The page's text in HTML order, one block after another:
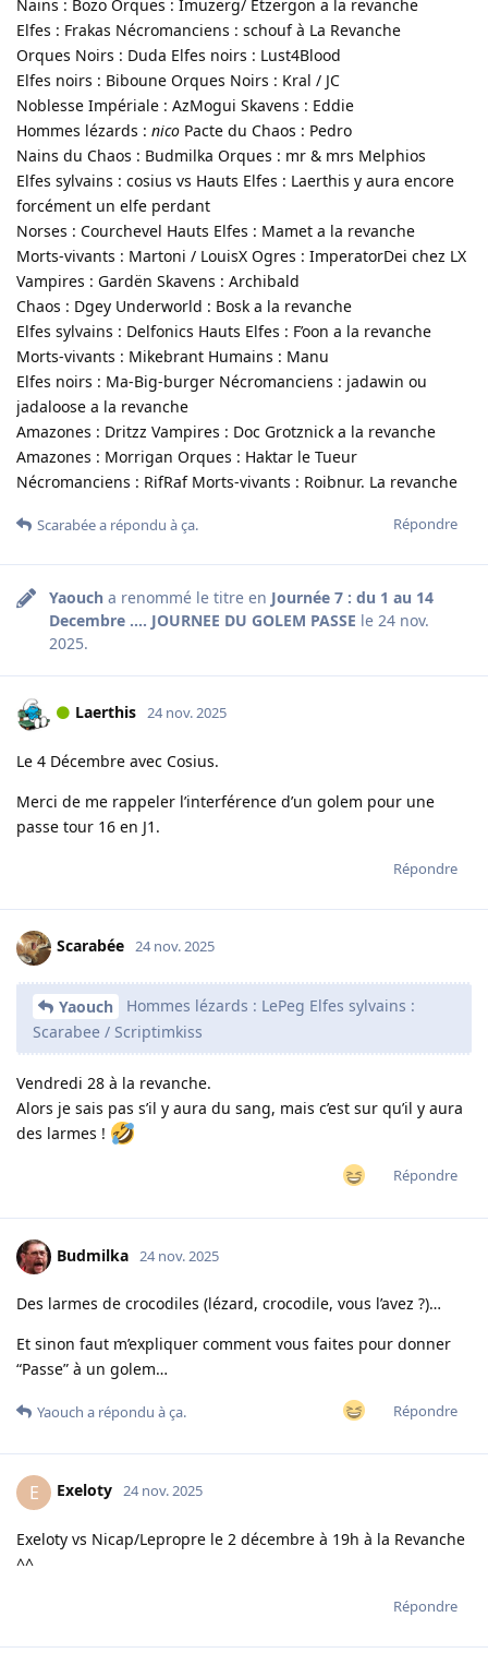
Nains : Bozo Orques : Imuzerg/ Etzergon a la revanche
Elfes : Frakas Nécromanciens : schouf à La Revanche
Orques Noirs : Duda Elfes noirs : Lust4Blood
Elfes noirs : Biboune Orques Noirs : Kral / JC
Noblesse Impériale : AzMogui Skavens : Eddie
Hommes lézards : nico Pacte du Chaos : Pedro
Nains du Chaos : Budmilka Orques : mr & mrs Melphios
Elfes sylvains : cosius vs Hauts Elfes : Laerthis y aura encore
forcément un elfe perdant
Norses : Courchevel Hauts Elfes : Mamet a la revanche
Morts-vivants : Martoni / LouisX Ogres : ImperatorDei chez LX
Vampires : Gardën Skavens : Archibald
Chaos : Dgey Underworld : Bosk a la revanche
Elfes sylvains : Delfonics Hauts Elfes : F’oon a la revanche
Morts-vivants : Mikebrant Humains : Manu
Elfes noirs : Ma-Big-burger Nécromanciens : jadawin ou
jadaloose a la revanche
Amazones : Dritzz Vampires : Doc Grotznick a la revanche
Amazones : Morrigan Orques : Haktar le Tueur
Nécromanciens : RifRaf Morts-vivants : Roibnur. La revanche
Répondre
Scarabéea répondu à ça.
Yaouch a renommé le titre en Journée 7 : du 1 au 14
Decembre .... JOURNEE DU GOLEM PASSE le 24 nov.
2025.
Laerthis 24 nov. 2025
Le 4 Décembre avec Cosius.
Merci de me rappeler l’interférence d’un golem pour une
passe tour 16 en J1.
Répondre
Scarabée 24 nov. 2025
Yaouch
Hommes lézards : LePeg Elfes sylvains :
Scarabee / Scriptimkiss
Vendredi 28 à la revanche.
Alors je sais pas s’il y aura du sang, mais c’est sur qu’il y aura
des larmes !
Répondre
Budmilka 24 nov. 2025
Des larmes de crocodiles (lézard, crocodile, vous l’avez ?)…
Et sinon faut m’expliquer comment vous faites pour donner
“Passe” à un golem…
Répondre
Yaouch a répondu à ça.
E Exeloty 24 nov. 2025
Exeloty vs Nicap/Lepropre le 2 décembre à 19h à la Revanche
^^
Répondre